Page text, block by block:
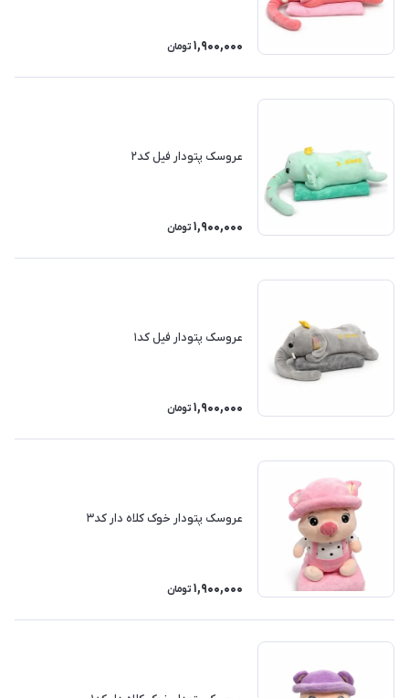
1,900,000 تومان
عروسک پتودار فیل کد۲
1,900,000 تومان
عروسک پتودار فیل کد۱
1,900,000 تومان
عروسک پتودار خوک کلاه دار کد۳
1,900,000 تومان